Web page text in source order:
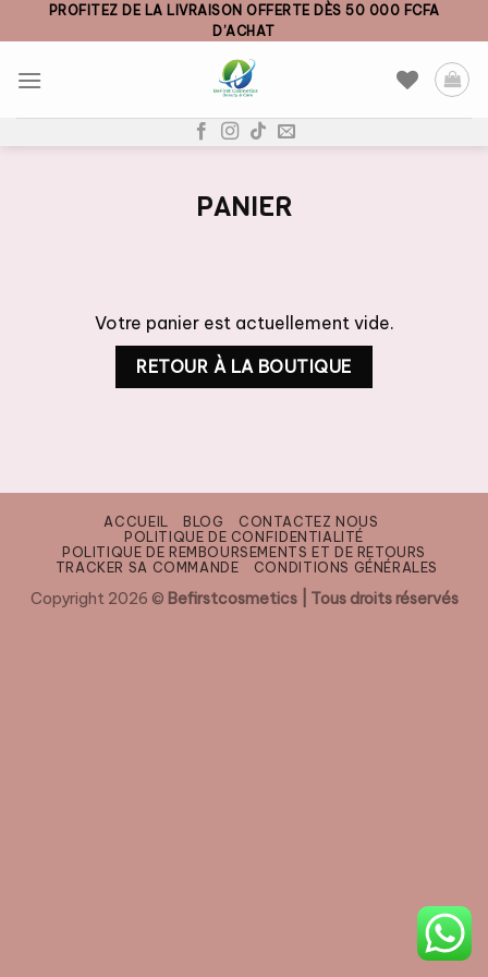
to
PROFITEZ DE LA LIVRAISON OFFERTE DÈS 50 000 FCFA
D’ACHAT
PANIER
Votre panier est actuellement vide.
RETOUR À LA BOUTIQUE
ACCUEIL BLOG
CONTACTEZ NOUS
POLITIQUE DE CONFIDENTIALITÉ
POLITIQUE DE REMBOURSEMENTS ET DE RETOURS
TRACKER SA COMMANDE
CONDITIONS GÉNÉRALES
Copyright 2026 © Befirstcosmetics | Tous droits réservés